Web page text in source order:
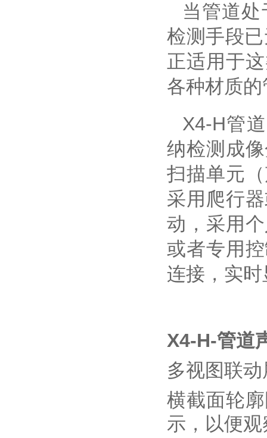
当管道
检测手段
正适用于
各种材质
X4-H管
纳检测成
扫描单元
采用爬行
动，采用
或者专用
连接，实
X4-H-管道
多视图联
横截面轮
示，以便